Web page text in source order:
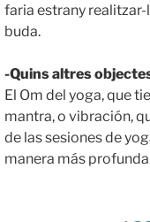
faria estrany
buda.
-Quins altres
El Om del yoga, que
mantra, o vibración,
de las sesiones de
manera más